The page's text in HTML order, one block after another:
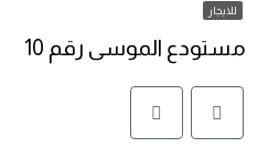
للايجار
مستودع الموسى رقم 10